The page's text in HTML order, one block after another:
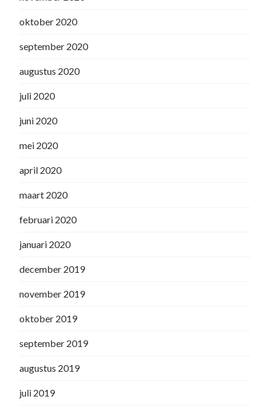
oktober 2020
september 2020
augustus 2020
juli 2020
juni 2020
mei 2020
april 2020
maart 2020
februari 2020
januari 2020
december 2019
november 2019
oktober 2019
september 2019
augustus 2019
juli 2019